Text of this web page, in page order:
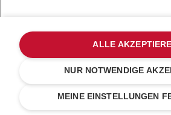
€ 104,30 Kosten einsparen€ 44,70
MEINE EINSTELLUNGEN
NUR NOTWENDIGE
ALLE